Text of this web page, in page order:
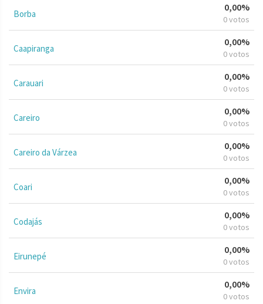
Borba
0,00%
0 votos
Caapiranga
0,00%
0 votos
Carauari
0,00%
0 votos
Careiro
0,00%
0 votos
Careiro da Várzea
0,00%
0 votos
Coari
0,00%
0 votos
Codajás
0,00%
0 votos
Eirunepé
0,00%
0 votos
Envira
0,00%
0 votos